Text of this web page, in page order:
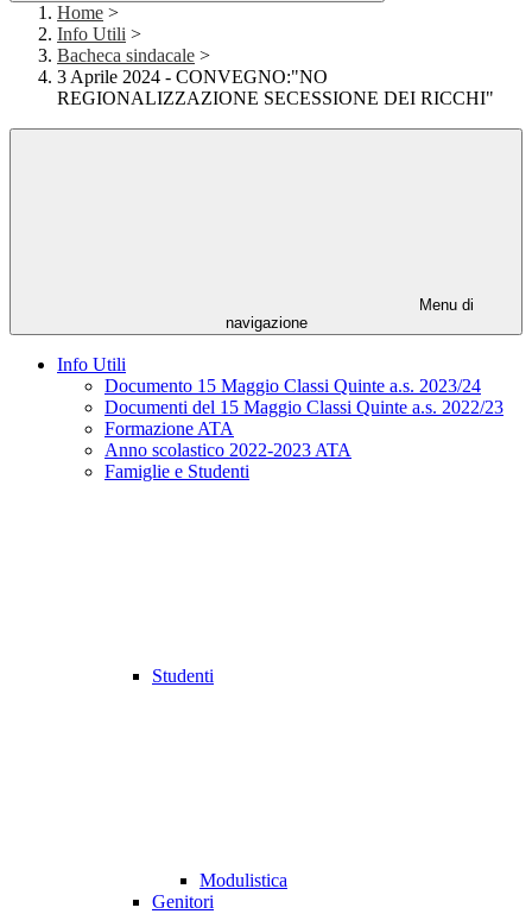
Home >
Info Utili >
Bacheca sindacale >
3 Aprile 2024 - CONVEGNO:"NO
REGIONALIZZAZIONE SECESSIONE DEI RICCHI"
Menu di
navigazione
Info Utili
Documento 15 Maggio Classi Quinte a.s. 2023/24
Documenti del 15 Maggio Classi Quinte a.s. 2022/23
Formazione ATA
Anno scolastico 2022-2023 ATA
Famiglie e Studenti
Studenti
Modulistica
Genitori